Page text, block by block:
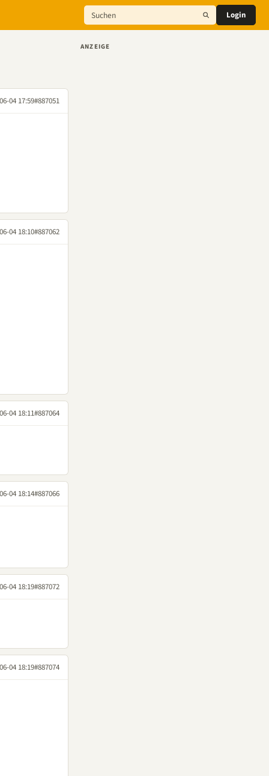
Login
04 17:59#887051
04 18:10#887062
04 18:11#887064
04 18:14#887066
04 18:19#887072
04 18:19#887074
ANZEIGE